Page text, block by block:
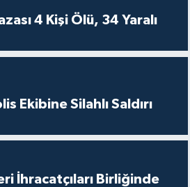
4 Kişi Ölü, 34 Yaralı
Ekibine Silahlı Saldırı
İhracatçıları Birliğinde